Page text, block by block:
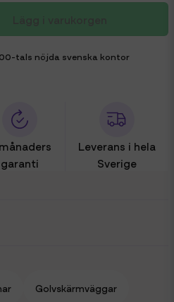
tals nöjda svenska kontor
garanti
Leverans i hela
Sverige
Golvskärmväggar